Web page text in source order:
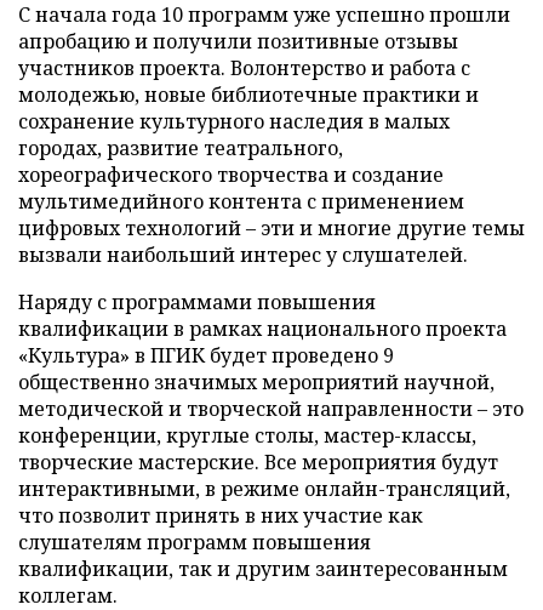
С начала года 10 программ уже успешно прошли
апробацию и получили позитивные отзывы
участников проекта. Волонтерство и работа с
молодежью, новые библиотечные практики и
сохранение культурного наследия в малых
городах, развитие театрального,
хореографического творчества и создание
мультимедийного контента с применением
цифровых технологий – эти и многие другие темы
вызвали наибольший интерес у слушателей.
Наряду с программами повышения
квалификации в рамках национального проекта
«Культура» в ПГИК будет проведено 9
общественно значимых мероприятий научной,
методической и творческой направленности – это
конференции, круглые столы, мастер-классы,
творческие мастерские. Все мероприятия будут
интерактивными, в режиме онлайн-трансляций,
что позволит принять в них участие как
слушателям программ повышения
квалификации, так и другим заинтересованным
коллегам.